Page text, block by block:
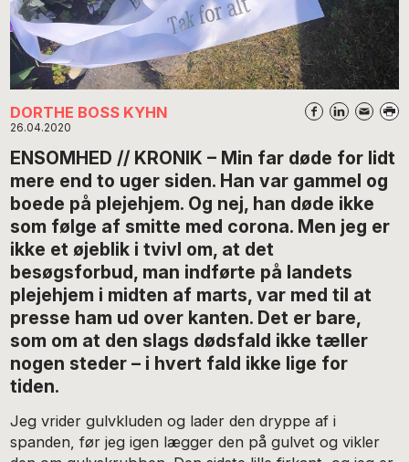
DORTHE BOSS KYHN
26.04.2020
ENSOMHED // KRONIK – Min far døde for lidt
mere end to uger siden. Han var gammel og
boede på plejehjem. Og nej, han døde ikke
som følge af smitte med corona. Men jeg er
ikke et øjeblik i tvivl om, at det
besøgsforbud, man indførte på landets
plejehjem i midten af marts, var med til at
presse ham ud over kanten. Det er bare,
som om at den slags dødsfald ikke tæller
nogen steder – i hvert fald ikke lige for
tiden.
Jeg vrider gulvkluden og lader den dryppe af i
spanden, før jeg igen lægger den på gulvet og vikler